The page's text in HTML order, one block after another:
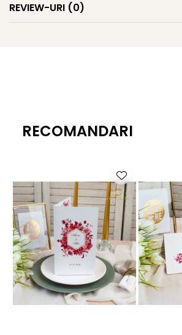
Comanda se plaseaza exclusiv pe
acesteia se face inainte de a fi tiparita.
REVIEW-URI (0)
RECOMANDARI